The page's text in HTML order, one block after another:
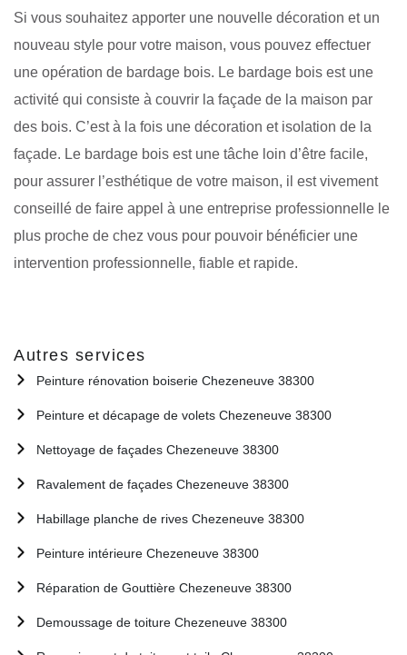
Si vous souhaitez apporter une nouvelle décoration et un
nouveau style pour votre maison, vous pouvez effectuer
une opération de bardage bois. Le bardage bois est une
activité qui consiste à couvrir la façade de la maison par
des bois. C’est à la fois une décoration et isolation de la
façade. Le bardage bois est une tâche loin d’être facile,
pour assurer l’esthétique de votre maison, il est vivement
conseillé de faire appel à une entreprise professionnelle le
plus proche de chez vous pour pouvoir bénéficier une
intervention professionnelle, fiable et rapide.
Autres services
Peinture rénovation boiserie Chezeneuve 38300
Peinture et décapage de volets Chezeneuve 38300
Nettoyage de façades Chezeneuve 38300
Ravalement de façades Chezeneuve 38300
Habillage planche de rives Chezeneuve 38300
Peinture intérieure Chezeneuve 38300
Réparation de Gouttière Chezeneuve 38300
Demoussage de toiture Chezeneuve 38300